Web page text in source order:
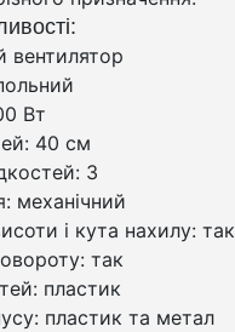
вентилятор
Вт
40 см
3
механічний
і кута нахилу: так
так
пластик
пластик та метал